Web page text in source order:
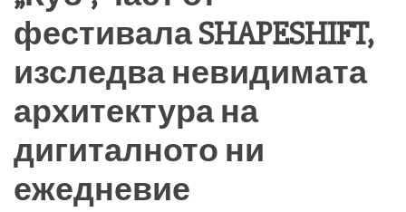
фестивала SHAPESHIFT,
изследва невидимата
архитектура на
дигиталното ни
ежедневие